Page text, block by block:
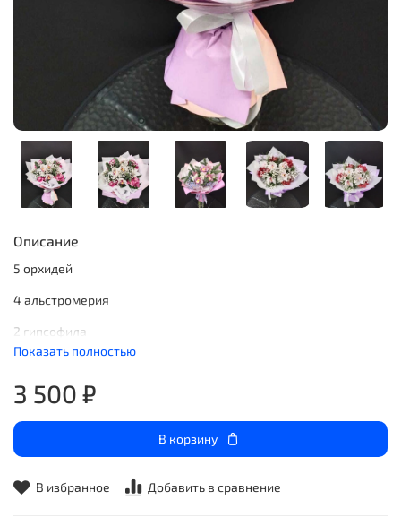
В избранное Добавить в сравнение
Описание
5 орхидей
4 альстромерия
2 гипсофила
Упаковка
Лента атласная
Показать полностью
3 500 ₽
В корзину